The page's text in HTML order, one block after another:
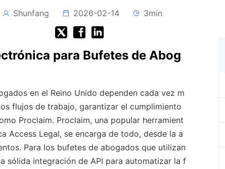
Shunfang 2026-02-14 3min
para Bufetes de Abog
en el Reino Unido dependen cada vez m
flujos de trabajo, garantizar el cumplimiento
Proclaim. Proclaim, una popular herramient
Access Legal, se encarga de todo, desde la a
Para los bufetes de abogados que utilizan
sólida integración de API para automatizar la f